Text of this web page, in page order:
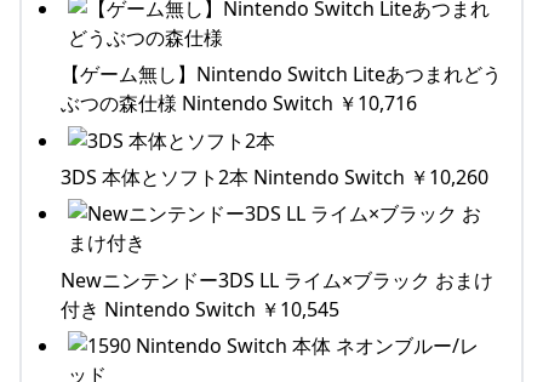
【ゲーム無し】Nintendo Switch Liteあつまれどう
ぶつの森仕様 Nintendo Switch ￥10,716
3DS 本体とソフト2本 Nintendo Switch ￥10,260
Newニンテンドー3DS LL ライム×ブラック おまけ
付き Nintendo Switch ￥10,545